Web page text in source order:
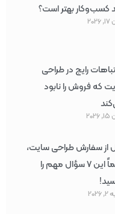
کسب‌وکار بهتر است؟
رایج در طراحی
که فروش را نابود
از سفارش طراحی سایت،
حتماً این ۷ سؤال مهم را